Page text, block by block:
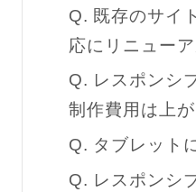
Q. 既存のサイ
応にリニュー
Q. レスポンシ
制作費用は上
Q. タブレット
Q. レスポンシ